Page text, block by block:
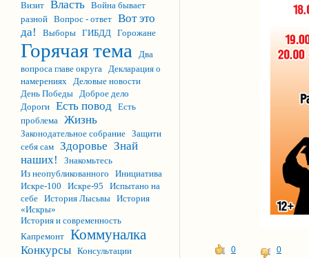
Визит Власть Война бывает
разной Вопрос - ответ Вот это
да!
Выборы ГИБДД Горожане
Горячая тема
Два
вопроса главе округа Декларация о
намерениях Деловые новости
День Победы Доброе дело
Дороги Есть повод Есть
проблема Жизнь
Законодательное собрание Защити
себя сам Здоровье Знай
наших!
Знакомьтесь
Из неопубликованного
Инициатива
Искре-100
Искре-95
Испытано на
себе История Лысьвы История
«Искры»
История и современность
Капремонт Коммуналка
Конкурсы Консультации
0 0